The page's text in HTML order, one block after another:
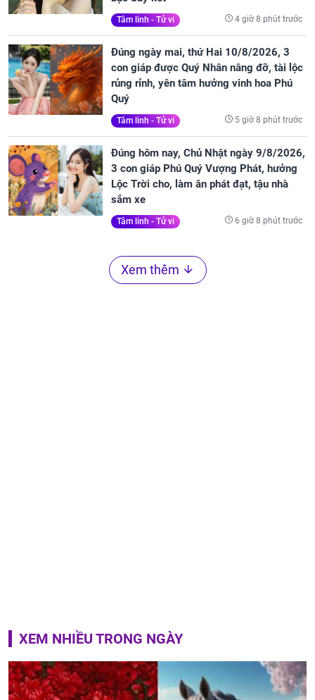
Tâm linh - Tử vi 4 giờ 8 phút trước
Đúng ngày mai, thứ Hai 10/8/2026, 3
con giáp được Quý Nhân nâng đỡ, tài lộc
rủng rỉnh, yên tâm hưởng vinh hoa Phú
Quý
Tâm linh - Tử vi 5 giờ 8 phút trước
Đúng hôm nay, Chủ Nhật ngày 9/8/2026,
3 con giáp Phú Quý Vượng Phát, hưởng
Lộc Trời cho, làm ăn phát đạt, tậu nhà
sắm xe
Tâm linh - Tử vi 6 giờ 8 phút trước
Xem thêm
XEM NHIỀU TRONG NGÀY